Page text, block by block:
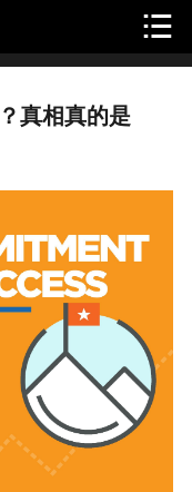
成功案例
人才招聘
客户留言
联系我们

真相真的是